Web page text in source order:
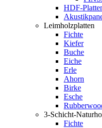
HDF-
Leimholzplatten
Fichte
Kiefer
Buche
Eiche
Erle
Ahorn
Birke
Esche
3-Schicht-
Fichte